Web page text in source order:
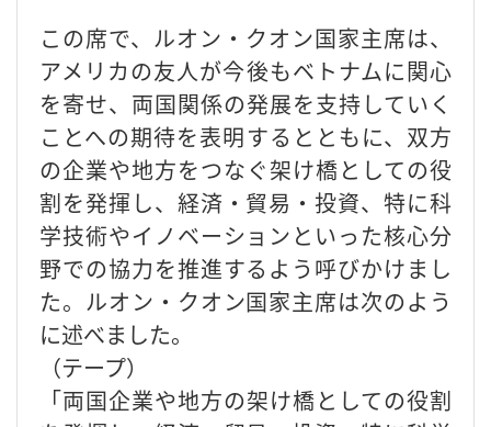
この席で、ルオン・クオン国家主席は、
アメリカの友人が今後もベトナムに関心
を寄せ、両国関係の発展を支持していく
ことへの期待を表明するとともに、双方
の企業や地方をつなぐ架け橋としての役
割を発揮し、経済・貿易・投資、特に科
学技術やイノベーションといった核心分
野での協力を推進するよう呼びかけまし
た。ルオン・クオン国家主席は次のよう
に述べました。
（テープ）
「両国企業や地方の架け橋としての役割